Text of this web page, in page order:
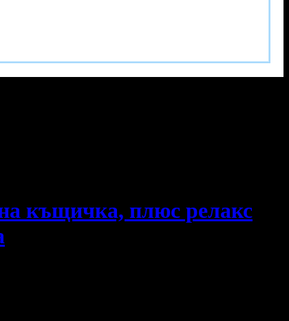
къщичка, плюс релакс